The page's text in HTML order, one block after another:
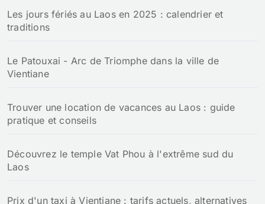
Les jours fériés au Laos en 2025 : calendrier et
traditions
Le Patouxai - Arc de Triomphe dans la ville de
Vientiane
Trouver une location de vacances au Laos : guide
pratique et conseils
Découvrez le temple Vat Phou à l'extrême sud du
Laos
Prix d'un taxi à Vientiane : tarifs actuels, alternatives